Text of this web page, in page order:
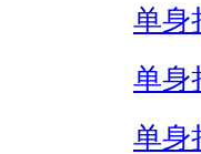
单身
单身
单身